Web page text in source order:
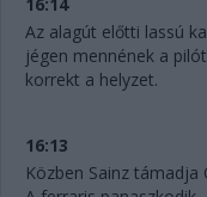
Az alagút előtti lassú
jégen mennének a
korrekt a helyzet.
16:13
Közben Sainz